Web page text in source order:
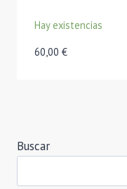
Hay existencias
60,00 €
Buscar